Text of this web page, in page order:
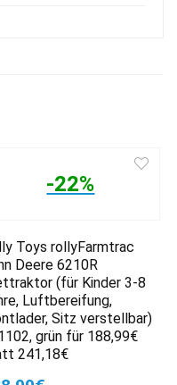
-22%
Toys rollyFarmtrac
Deere 6210R
(für Kinder 3-8
Luftbereifung,
Sitz verstellbar)
grün für 188,99€
241,18€